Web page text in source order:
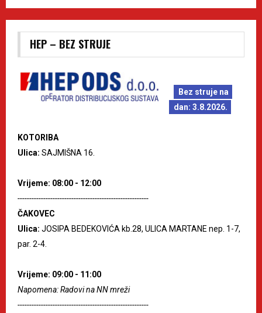
HEP – BEZ STRUJE
Bez struje na
dan: 3.8.2026.
KOTORIBA
Ulica: SAJMIŠNA 16.
Vrijeme: 08:00 - 12:00
--------------------------------------------------------
ČAKOVEC
Ulica: JOSIPA BEDEKOVIĆA kb.28, ULICA MARTANE nep. 1-7,
par. 2-4.
Vrijeme: 09:00 - 11:00
Napomena: Radovi na NN mreži
--------------------------------------------------------